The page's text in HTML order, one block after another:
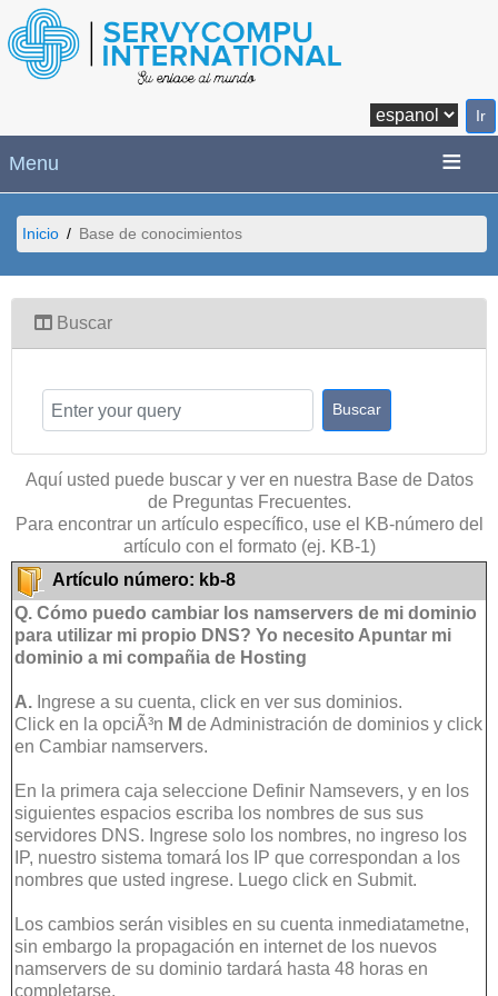
Menu
Inicio Base de conocimientos
Buscar
Aquí usted puede buscar y ver en nuestra Base de Datos
de Preguntas Frecuentes.
Para encontrar un artículo específico, use el KB-número del
artículo con el formato (ej. KB-1)
Artículo número: kb-8
Q. Cómo puedo cambiar los namservers de mi dominio
para utilizar mi propio DNS? Yo necesito Apuntar mi
dominio a mi compañia de Hosting
A. Ingrese a su cuenta, click en ver sus dominios.
Click en la opciÃ³n M de Administración de dominios y click
en Cambiar namservers.
En la primera caja seleccione Definir Namsevers, y en los
siguientes espacios escriba los nombres de sus sus
servidores DNS. Ingrese solo los nombres, no ingreso los
IP, nuestro sistema tomará los IP que correspondan a los
nombres que usted ingrese. Luego click en Submit.
Los cambios serán visibles en su cuenta inmediatametne,
sin embargo la propagación en internet de los nuevos
namservers de su dominio tardará hasta 48 horas en
completarse.